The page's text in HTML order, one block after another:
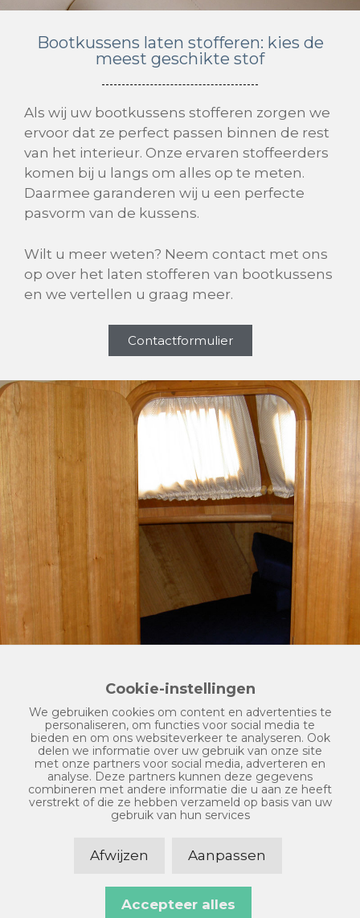
Bootkussens laten stofferen: kies de
meest geschikte stof
Als wij uw bootkussens stofferen zorgen we
ervoor dat ze perfect passen binnen de rest
van het interieur. Onze ervaren stoffeerders
komen bij u langs om alles op te meten.
Daarmee garanderen wij u een perfecte
pasvorm van de kussens.
Wilt u meer weten? Neem contact met ons
op over het laten stofferen van bootkussens
en we vertellen u graag meer.
Contactformulier
© Copyright 2026 - Charmant Leek - Realisatie door
voorwaarden
Sitemap
Cookie-instellingen
We gebruiken cookies om content en advertenties te
personaliseren, om functies voor social media te
bieden en om ons websiteverkeer te analyseren. Ook
delen we informatie over uw gebruik van onze site
met onze partners voor social media, adverteren en
analyse. Deze partners kunnen deze gegevens
combineren met andere informatie die u aan ze heeft
verstrekt of die ze hebben verzameld op basis van uw
gebruik van hun services
Afwijzen Aanpassen
Accepteer alles